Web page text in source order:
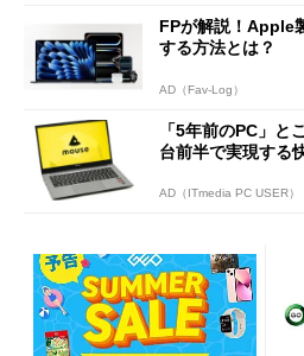
FPが解説！Apple
する方法とは？
AD（Fav-Log）
「5年前のPC」と
台前半で実現する
AD（ITmedia PC USER）